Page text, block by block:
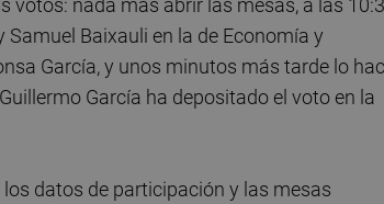
Baixauli en la de Economía y
García, y unos minutos más tarde lo
García ha depositado el voto en la
datos de participación y las mesas